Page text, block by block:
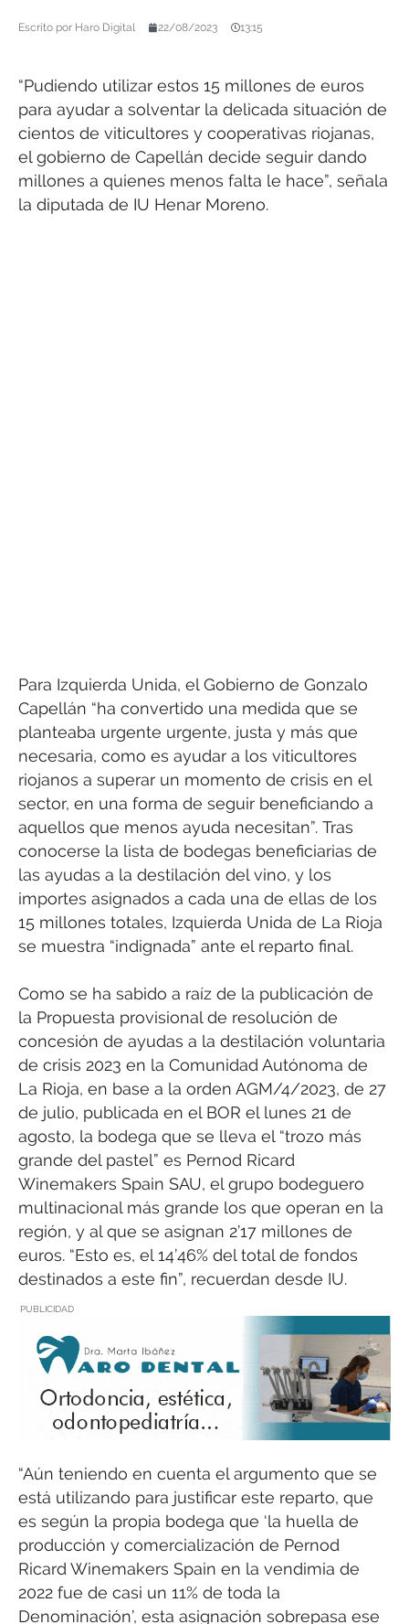
Escrito por Haro Digital 22/08/2023 13:15
“Pudiendo utilizar estos 15 millones de euros
para ayudar a solventar la delicada situación de
cientos de viticultores y cooperativas riojanas,
el gobierno de Capellán decide seguir dando
millones a quienes menos falta le hace”, señala
la diputada de IU Henar Moreno.
Para Izquierda Unida, el Gobierno de Gonzalo
Capellán “ha convertido una medida que se
planteaba urgente urgente, justa y más que
necesaria, como es ayudar a los viticultores
riojanos a superar un momento de crisis en el
sector, en una forma de seguir beneficiando a
aquellos que menos ayuda necesitan”. Tras
conocerse la lista de bodegas beneficiarias de
las ayudas a la destilación del vino, y los
importes asignados a cada una de ellas de los
15 millones totales, Izquierda Unida de La Rioja
se muestra “indignada” ante el reparto final.
Como se ha sabido a raíz de la publicación de
la Propuesta provisional de resolución de
concesión de ayudas a la destilación voluntaria
de crisis 2023 en la Comunidad Autónoma de
La Rioja, en base a la orden AGM/4/2023, de 27
de julio, publicada en el BOR el lunes 21 de
agosto, la bodega que se lleva el “trozo más
grande del pastel” es Pernod Ricard
Winemakers Spain SAU, el grupo bodeguero
multinacional más grande los que operan en la
región, y al que se asignan 2’17 millones de
euros. “Esto es, el 14’46% del total de fondos
destinados a este fin”, recuerdan desde IU.
PUBLICIDAD
“Aún teniendo en cuenta el argumento que se
está utilizando para justificar este reparto, que
es según la propia bodega que ‘la huella de
producción y comercialización de Pernod
Ricard Winemakers Spain en la vendimia de
2022 fue de casi un 11% de toda la
Denominación’, esta asignación sobrepasa ese